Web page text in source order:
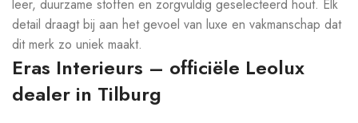
leer, duurzame stoffen en zorgvuldig geselecteerd hout. Elk
detail draagt bij aan het gevoel van luxe en vakmanschap dat
dit merk zo uniek maakt.
Eras Interieurs – officiële Leolux
dealer in Tilburg